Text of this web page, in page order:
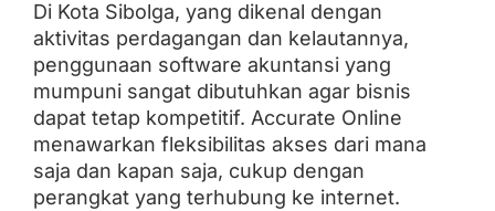
Di Kota Sibolga, yang dikenal dengan
aktivitas perdagangan dan kelautannya,
penggunaan software akuntansi yang
mumpuni sangat dibutuhkan agar bisnis
dapat tetap kompetitif. Accurate Online
menawarkan fleksibilitas akses dari mana
saja dan kapan saja, cukup dengan
perangkat yang terhubung ke internet.